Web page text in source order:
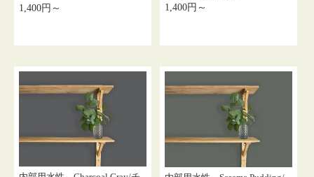
1,400円～ 1,400円～